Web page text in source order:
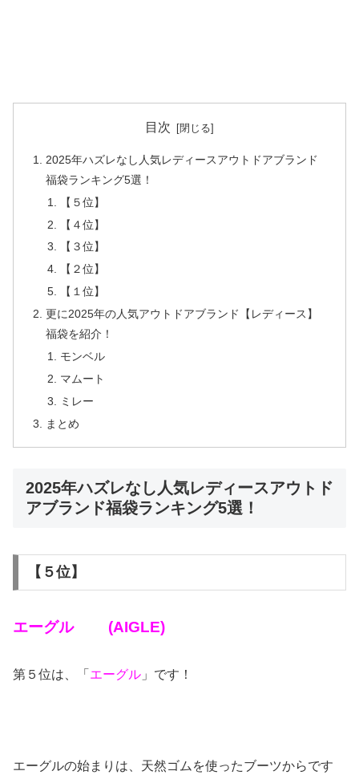
目次
2025年ハズレなし人気レディースアウトドアブランド
福袋ランキング5選！
【５位】
【４位】
【３位】
【２位】
【１位】
更に2025年の人気アウトドアブランド【レディース】
福袋を紹介！
モンベル
マムート
ミレー
まとめ
2025年ハズレなし人気レディースアウトド
アブランド福袋ランキング5選！
【５位】
エーグル (AIGLE)
第５位は、「 エーグル 」です！
エーグルの始まりは、天然ゴムを使ったブーツからです